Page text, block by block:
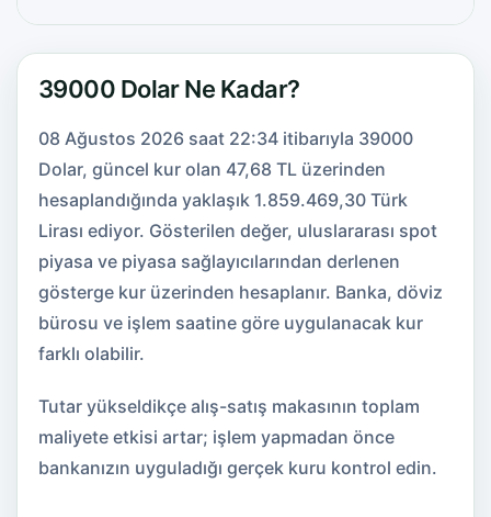
39000 Dolar Ne Kadar?
08 Ağustos 2026 saat 22:34 itibarıyla 39000
Dolar, güncel kur olan 47,68 TL üzerinden
hesaplandığında yaklaşık 1.859.469,30 Türk
Lirası ediyor. Gösterilen değer, uluslararası spot
piyasa ve piyasa sağlayıcılarından derlenen
gösterge kur üzerinden hesaplanır. Banka, döviz
bürosu ve işlem saatine göre uygulanacak kur
farklı olabilir.
Tutar yükseldikçe alış-satış makasının toplam
maliyete etkisi artar; işlem yapmadan önce
bankanızın uyguladığı gerçek kuru kontrol edin.